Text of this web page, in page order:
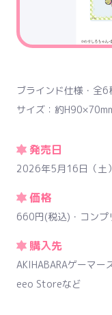
ブラインド仕様・全6
サイズ：約
発売日
2026年5月16日（土）
価格
660円(税込)・コン
購入先
AKIHABARAゲーマー
eeo Storeなど